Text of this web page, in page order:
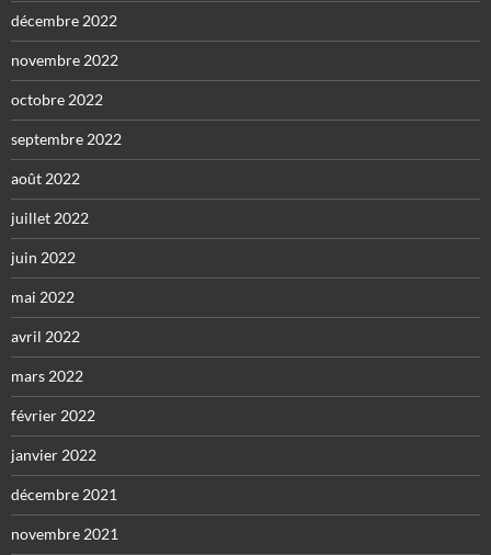
décembre 2022
novembre 2022
octobre 2022
septembre 2022
août 2022
juillet 2022
juin 2022
mai 2022
avril 2022
mars 2022
février 2022
janvier 2022
décembre 2021
novembre 2021